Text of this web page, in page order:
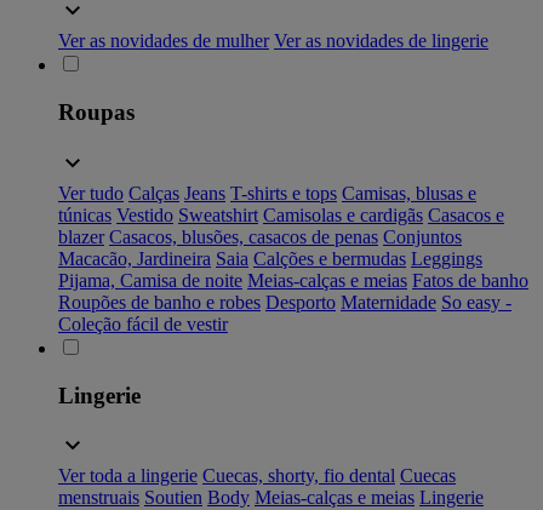
Ver as novidades de mulher Ver as novidades de lingerie
Roupas
Ver tudo Calças Jeans T-shirts e tops Camisas, blusas e
túnicas Vestido Sweatshirt Camisolas e cardigãs Casacos e
blazer Casacos, blusões, casacos de penas Conjuntos
Macacão, Jardineira Saia Calções e bermudas Leggings
Pijama, Camisa de noite Meias-calças e meias Fatos de banho
Roupões de banho e robes Desporto Maternidade So easy -
Coleção fácil de vestir
Lingerie
Ver toda a lingerie Cuecas, shorty, fio dental Cuecas
menstruais Soutien Body Meias-calças e meias Lingerie